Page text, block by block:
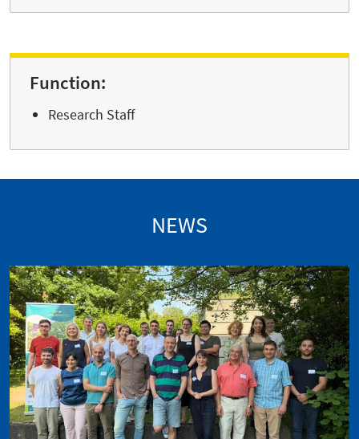
Function:
Research Staff
NEWS